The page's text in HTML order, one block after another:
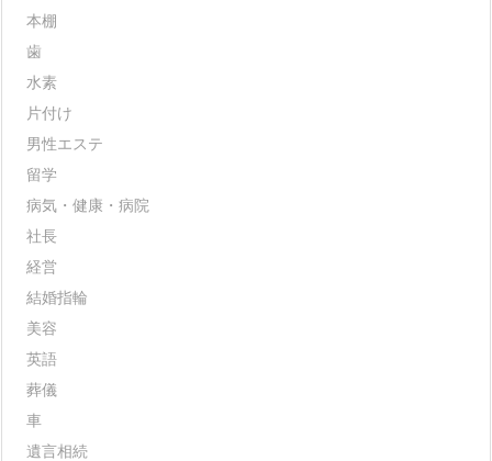
本棚
歯
水素
片付け
男性エステ
留学
病気・健康・病院
社長
経営
結婚指輪
美容
英語
葬儀
車
遺言相続